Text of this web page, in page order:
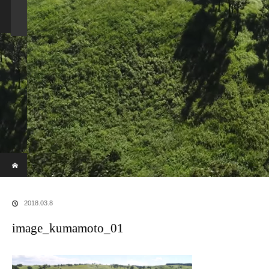
新着情報 コース説明 DIA認定スクール
お問い合わせ 協会概要
ホーム
ブログ
image_kumamoto_01
2018.03.8
image_kumamoto_01